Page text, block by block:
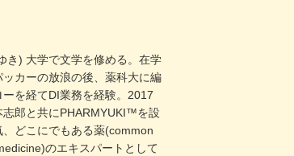
き) 大学で文学を修める。在学
カーの放浪の後、薬科大に編
を経てDI業務を経験。2017
志郎と共にPHARMYUKI™️を設
どこにでもある薬(common
のエキスパートとして